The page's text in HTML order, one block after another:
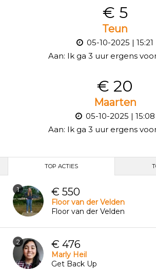
€ 5
Teun
05-10-2025 | 15:21
Aan: Ik ga 3 uur ergens
€ 20
Maarten
05-10-2025 | 15:08
Aan: Ik ga 3 uur ergens
TOP ACTIES
1 € 550
Floor van der Velden
Floor van der Velden
2 € 476
Marly Heil
Get Back Up